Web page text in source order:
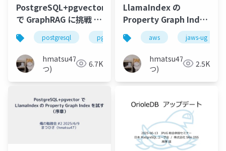
PostgreSQL+pgvector
で GraphRAG に挑戦 &
pgvectorscale 0.7.x
アップデート
postgresql pgvector llamaindex
hmatsu47(ま
つ)
6.7K
LlamaIndex の
Property Graph Index
を PostgreSQL 上に構
築してデータ構造を見
てみる
aws jaws-ug
hmatsu47(ま
つ)
2.5K